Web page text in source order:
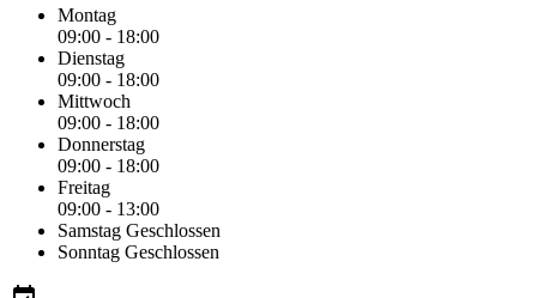
Montag
09:00 - 18:00
Dienstag
09:00 - 18:00
Mittwoch
09:00 - 18:00
Donnerstag
09:00 - 18:00
Freitag
09:00 - 13:00
Samstag Geschlossen
Sonntag Geschlossen